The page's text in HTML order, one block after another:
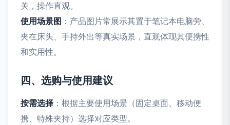
关，操作直观。
使用场景图 ：产品图片常展示其置于笔记本电脑旁、
夹在床头、手持外出等真实场景，直观体现其便携性
和实用性。
四、选购与使用建议
按需选择 ：根据主要使用场景（固定桌面、移动便
携、特殊夹持）选择对应类型。